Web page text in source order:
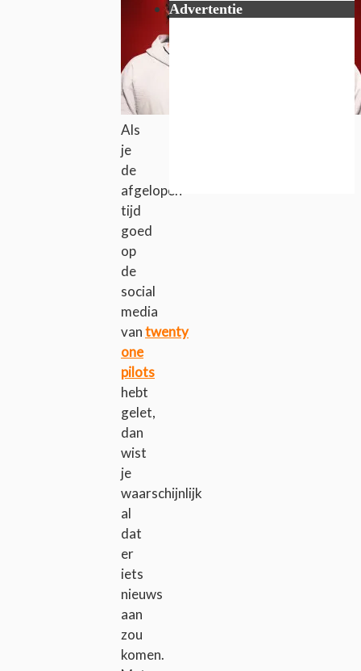
Als
je
de
afgelopen
tijd
goed
op
de
social
media
vantwenty
one
pilots
hebt
gelet,
dan
wist
je
waarschijnlijk
al
dat
er
iets
nieuws
aan
zou
komen.
Advertentie